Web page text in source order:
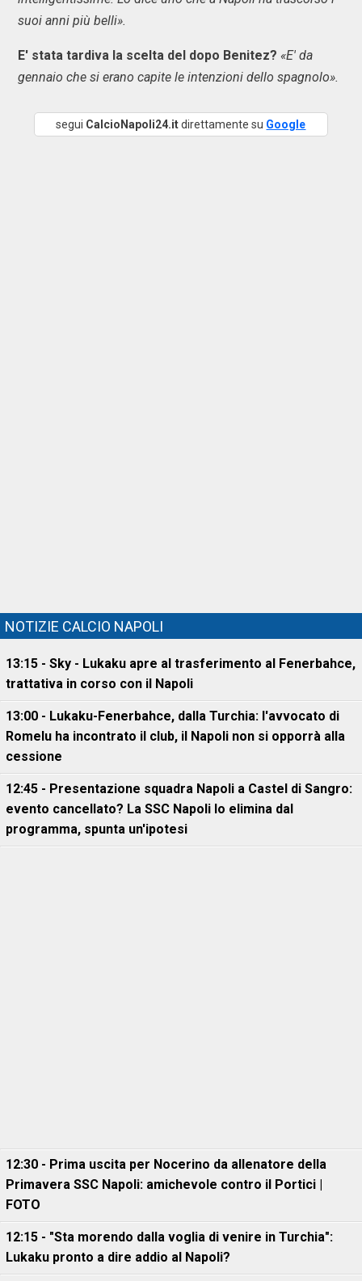
suoi anni più belli».
E' stata tardiva la scelta del dopo Benitez? «E' da
gennaio che si erano capite le intenzioni dello spagnolo».
segui CalcioNapoli24.itdirettamente su Google
NOTIZIE CALCIO NAPOLI
13:15 - Sky - Lukaku apre al trasferimento al Fenerbahce,
trattativa in corso con il Napoli
13:00 - Lukaku-Fenerbahce, dalla Turchia: l'avvocato di
Romelu ha incontrato il club, il Napoli non si opporrà alla
cessione
12:45 - Presentazione squadra Napoli a Castel di Sangro:
evento cancellato? La SSC Napoli lo elimina dal
programma, spunta un'ipotesi
12:30 - Prima uscita per Nocerino da allenatore della
Primavera SSC Napoli: amichevole contro il Portici |
FOTO
12:15 - "Sta morendo dalla voglia di venire in Turchia":
Lukaku pronto a dire addio al Napoli?